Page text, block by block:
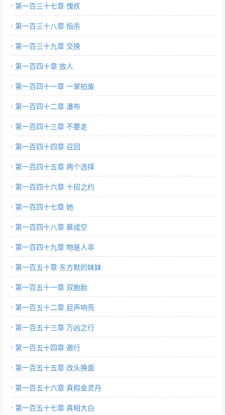
第一百三十七章 愧疚
第一百三十八章 指杀
第一百三十九章 交换
第一百四十章 放人
第一百四十一章 一掌拍废
第一百四十二章 瀑布
第一百四十三章 不要走
第一百四十四章 召回
第一百四十五章 两个选择
第一百四十六章 十招之约
第一百四十七章 她
第一百四十八章 慕成空
第一百四十九章 物是人非
第一百五十章 东方默的妹妹
第一百五十一章 双胞胎
第一百五十二章 屁声响亮
第一百五十三章 万凶之行
第一百五十四章 邀行
第一百五十五章 改头换面
第一百五十六章 真假金灵丹
第一百五十七章 真相大白